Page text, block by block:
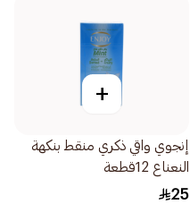
+
إنجوي واقي ذكري منقط بنكهة
النعناع 12قطعة
25